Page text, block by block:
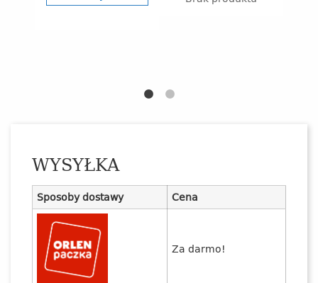
WYSYŁKA
Sposoby dostawy Cena
Za darmo!